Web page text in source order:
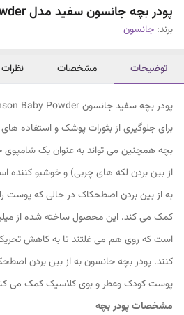
پودر بچه جانسون سفید مدل baby powder
برند: جانسون
توضیحات مشخصات نظرات
برای جلوگیری از بثورات پوشک و استفاده
بچه همچنین می تواند به عنوان یک شامپوی
از بین بردن لکه های چربی) و خوشبو کننده
به از بین بردن اصطحکاک در حالی که پوست
کمک می کند. این محصول ساخته شده از
است که روی هم می غلتند تا به کاهش
کنند. پودر بچه جانسون به از بین بردن
پوست کودک وعطر و بوی کلاسیک کمک می
مشخصات پودر بچه